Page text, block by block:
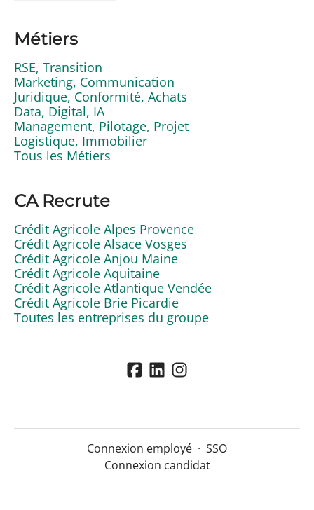
Métiers
RSE, Transition
Marketing, Communication
Juridique, Conformité, Achats
Data, Digital, IA
Management, Pilotage, Projet
Logistique, Immobilier
Tous les Métiers
CA Recrute
Crédit Agricole Alpes Provence
Crédit Agricole Alsace Vosges
Crédit Agricole Anjou Maine
Crédit Agricole Aquitaine
Crédit Agricole Atlantique Vendée
Crédit Agricole Brie Picardie
Toutes les entreprises du groupe
Connexion employé · SSO
Connexion candidat